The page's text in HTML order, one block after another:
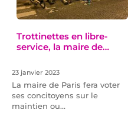
Trottinettes en libre-
service, la maire de…
23 janvier 2023
La maire de Paris fera voter
ses concitoyens sur le
maintien ou…